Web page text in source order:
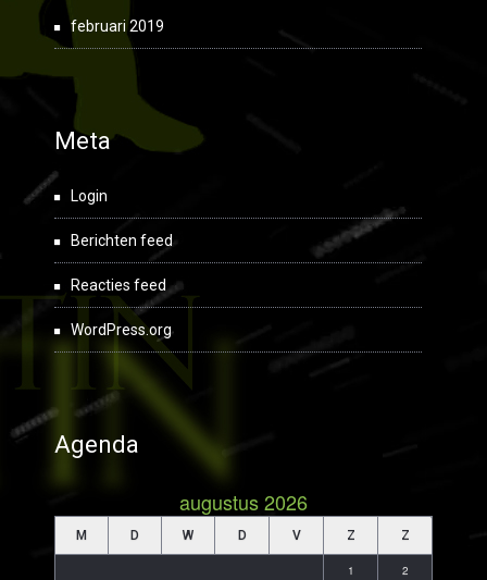
februari 2019
Meta
Login
Berichten feed
Reacties feed
WordPress.org
Agenda
augustus 2026
M D W D V Z Z
1 2